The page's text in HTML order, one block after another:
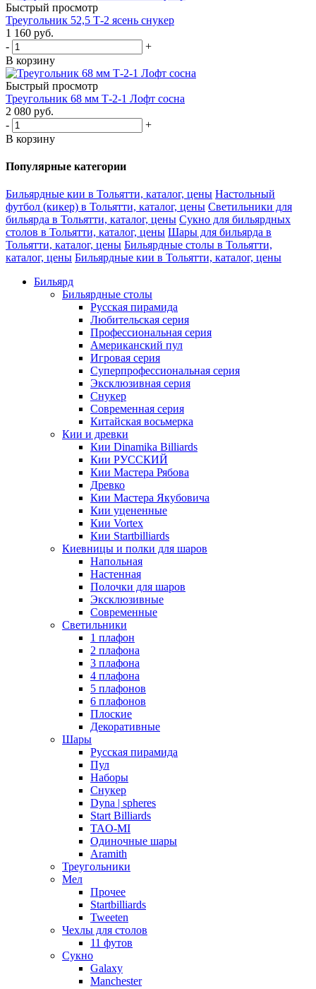
Быстрый просмотр
Треугольник 52,5 Т-2 ясень снукер
1 160 руб.
-
+
В корзину
Быстрый просмотр
Треугольник 68 мм Т-2-1 Лофт сосна
2 080 руб.
-
+
В корзину
Популярные категории
Бильярдные кии в Тольятти, каталог, цены Настольный
футбол (кикер) в Тольятти, каталог, цены Светильники для
бильярда в Тольятти, каталог, цены Сукно для бильярдных
столов в Тольятти, каталог, цены Шары для бильярда в
Тольятти, каталог, цены Бильярдные столы в Тольятти,
каталог, цены Бильярдные кии в Тольятти, каталог, цены
Бильярд
Бильярдные столы
Русская пирамида
Любительская серия
Профессиональная серия
Американский пул
Игровая серия
Суперпрофессиональная серия
Эксклюзивная серия
Снукер
Современная серия
Китайская восьмерка
Кии и древки
Кии Dinamika Billiards
Кии РУССКИЙ
Кии Мастера Рябова
Древко
Кии Мастера Якубовича
Кии уцененные
Кии Vortex
Кии Startbilliards
Киевницы и полки для шаров
Напольная
Настенная
Полочки для шаров
Эксклюзивные
Современные
Светильники
1 плафон
2 плафона
3 плафона
4 плафона
5 плафонов
6 плафонов
Плоские
Декоративные
Шары
Русская пирамида
Пул
Наборы
Снукер
Dyna | spheres
Start Billiards
TAO-MI
Одиночные шары
Aramith
Треугольники
Мел
Прочее
Startbilliards
Tweeten
Чехлы для столов
11 футов
Сукно
Galaxy
Manchester